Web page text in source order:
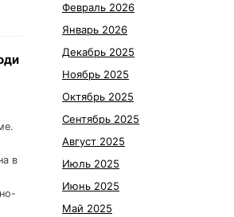
в
Февраль 2026
Январь 2026
Декабрь 2025
Ноябрь 2025
Октябрь 2025
Сентябрь 2025
Август 2025
Июль 2025
Июнь 2025
Май 2025